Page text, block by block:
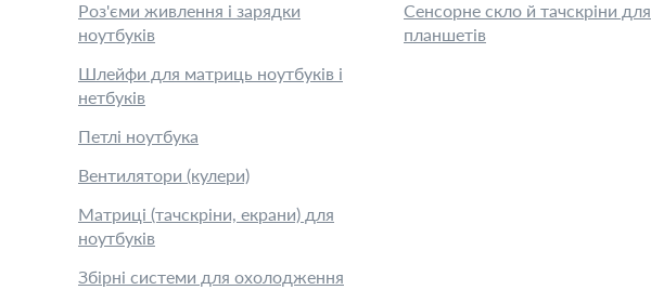
Роз'єми живлення і зарядки
ноутбуків
Шлейфи для матриць ноутбуків і
нетбуків
Петлі ноутбука
Вентилятори (кулери)
Матриці (тачскріни, екрани) для
ноутбуків
Збірні системи для охолодження
Сенсорне скло й тачскріни для
планшетів